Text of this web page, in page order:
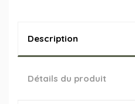
Description
Détails du produit